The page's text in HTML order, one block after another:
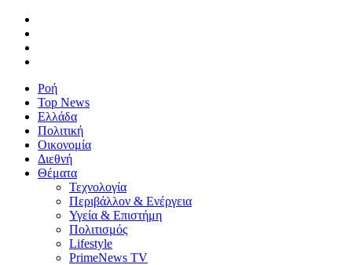
Ροή
Top News
Ελλάδα
Πολιτική
Οικονομία
Διεθνή
Θέματα
Τεχνολογία
Περιβάλλον & Ενέργεια
Υγεία & Επιστήμη
Πολιτισμός
Lifestyle
PrimeNews TV